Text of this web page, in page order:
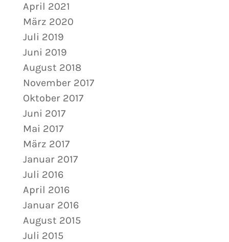
April 2021
März 2020
Juli 2019
Juni 2019
August 2018
November 2017
Oktober 2017
Juni 2017
Mai 2017
März 2017
Januar 2017
Juli 2016
April 2016
Januar 2016
August 2015
Juli 2015